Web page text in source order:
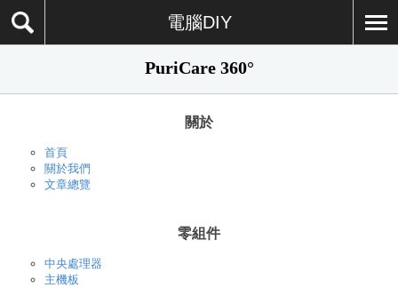
電腦DIY
PuriCare 360°
關於
首頁
關於我們
文章總覽
零組件
中央處理器
主機板